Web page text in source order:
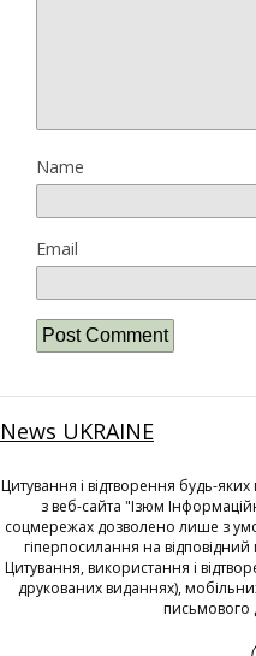
Name
Email
News UKRAINE
Цитування і відтворення будь-яких
з веб-сайта "Ізюм
соцмережах дозволено лише з
гіперпосилання на
Цитування, використання і
друкованих виданнях),
письмового